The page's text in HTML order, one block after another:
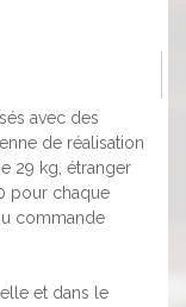
avec des
de réalisation
29 kg, étranger
pour chaque
commande
et dans le